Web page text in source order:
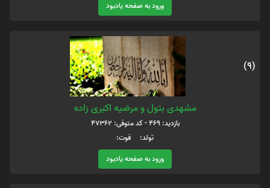
ورود به صفحه یادبود
(9)
مشهدی بتول و مرضیه اکبری زاده
بازدید: 469 - کد متوفی: 47362
تولد: فوت:
ورود به صفحه یادبود